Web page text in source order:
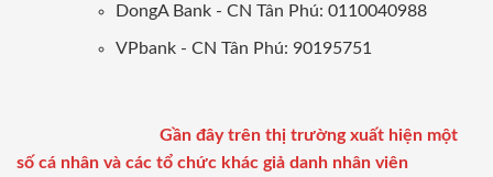
DongA Bank - CN Tân Phú: 0110040988
VPbank - CN Tân Phú: 90195751
Gần đây trên thị trường xuất hiện một
số cá nhân và các tổ chức khác giả danh nhân viên